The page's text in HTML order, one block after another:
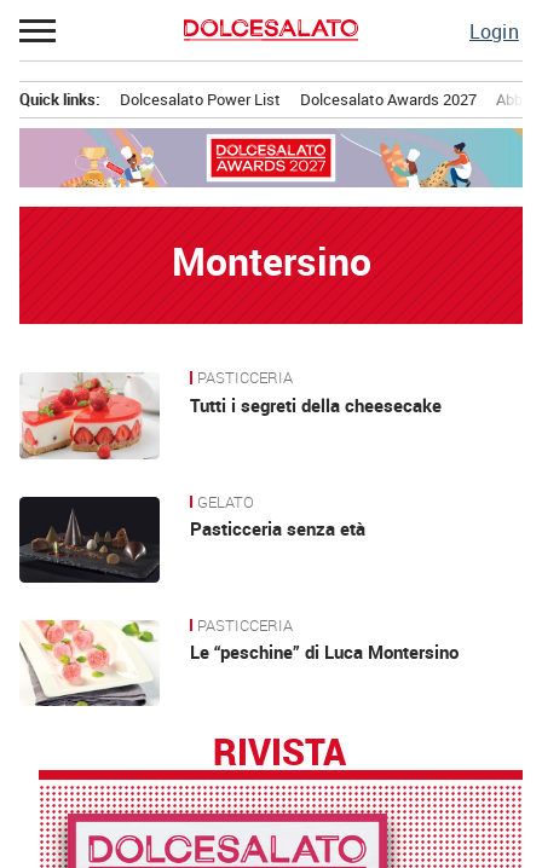
Passa
al
Login
principale
Quick links: Dolcesalato Power List Dolcesalato Awards 2027
Montersino
News PASTICCERIA
Tutti i segreti della cheesecake
GELATO
Pasticceria senza età
PASTICCERIA
Le “peschine” di Luca Montersino
RIVISTA